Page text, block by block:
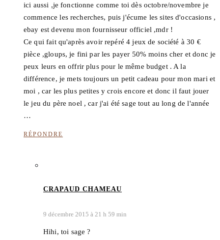
ici aussi ,je fonctionne comme toi dès octobre/novembre je
commence les recherches, puis j'écume les sites d'occasions ,
ebay est devenu mon fournisseur officiel ,mdr !
Ce qui fait qu'après avoir repéré 4 jeux de société à 30 €
pièce ,gloups, je fini par les payer 50% moins cher et donc je
peux leurs en offrir plus pour le même budget . A la
différence, je mets toujours un petit cadeau pour mon mari et
moi , car les plus petites y crois encore et donc il faut jouer
le jeu du père noel , car j'ai été sage tout au long de l'année
…
RÉPONDRE
CRAPAUD CHAMEAU
9 décembre 2015 à 21 h 59 min
Hihi, toi sage ?